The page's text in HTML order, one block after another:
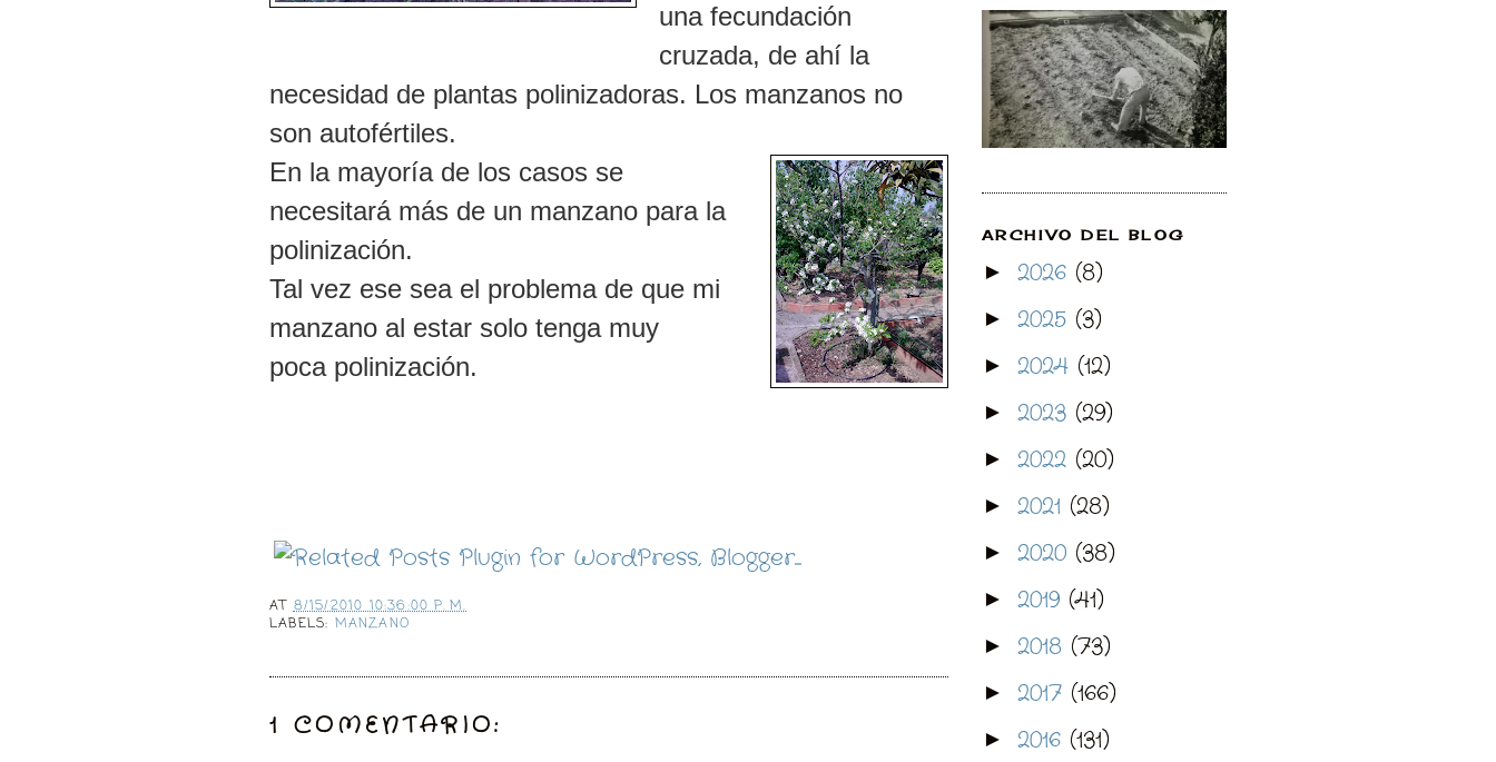
una fecundación
cruzada, de ahí la
necesidad de plantas polinizadoras. Los manzanos no
son autofértiles.
En la mayoría de los casos se
necesitará más de un manzano para la
polinización.
Tal vez ese sea el problema de que mi
manzano al estar solo tenga muy
poca polinización.
AT8/15/2010 10:36:00 P. M.
LABELS: MANZANO
1 COMENTARIO:
ARCHIVO DEL BLOG
► 2026 (8)
► 2025 (3)
► 2024 (12)
► 2023 (29)
► 2022 (20)
► 2021 (28)
► 2020 (38)
► 2019 (41)
► 2018 (73)
► 2017 (166)
► 2016 (131)